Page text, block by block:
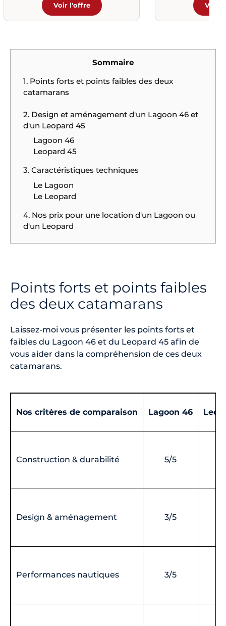
Voir l'offre Voir
Sommaire
1. Points forts et points faibles des deux
catamarans
2. Design et aménagement d'un Lagoon 46 et
d'un Leopard 45
Lagoon 46
Leopard 45
3. Caractéristiques techniques
Le Lagoon
Le Leopard
4. Nos prix pour une location d'un Lagoon ou
d'un Leopard
Points forts et points faibles
des deux catamarans
Laissez-moi vous présenter les points forts et
faibles du Lagoon 46 et du Leopard 45 afin de
vous aider dans la compréhension de ces deux
catamarans.
Nos critères de comparaison Lagoon 46
Construction & durabilité 5/5
Design & aménagement 3/5
Performances nautiques 3/5